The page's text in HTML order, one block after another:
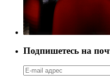
Подпишетесь на